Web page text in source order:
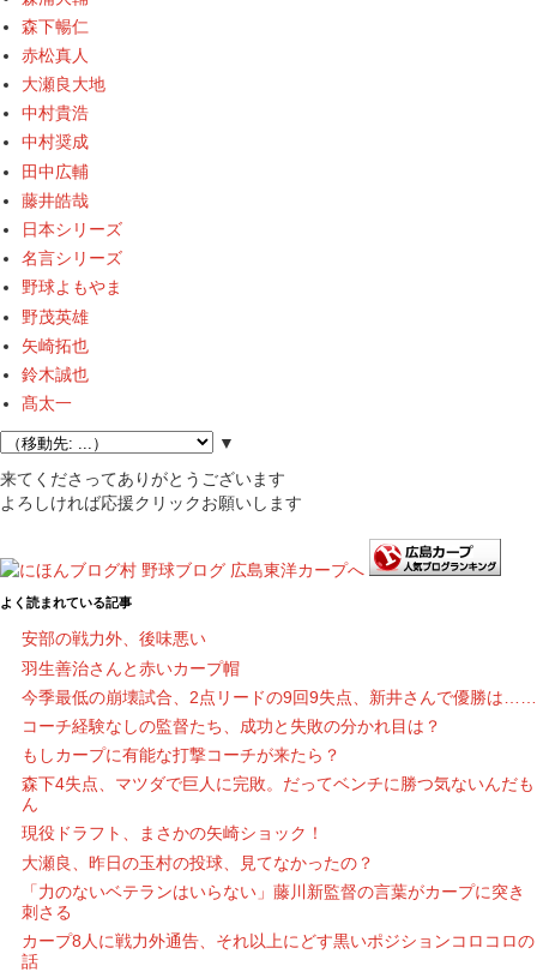
森下暢仁
赤松真人
大瀬良大地
中村貴浩
中村奨成
田中広輔
藤井皓哉
日本シリーズ
名言シリーズ
野球よもやま
野茂英雄
矢崎拓也
鈴木誠也
髙太一
▼
来てくださってありがとうございます
よろしければ応援クリックお願いします
よく読まれている記事
安部の戦力外、後味悪い
羽生善治さんと赤いカープ帽
今季最低の崩壊試合、2点リードの9回9失点、新井さんで優勝は……
コーチ経験なしの監督たち、成功と失敗の分かれ目は？
もしカープに有能な打撃コーチが来たら？
森下4失点、マツダで巨人に完敗。だってベンチに勝つ気ないんだも
ん
現役ドラフト、まさかの矢崎ショック！
大瀬良、昨日の玉村の投球、見てなかったの？
「力のないベテランはいらない」藤川新監督の言葉がカープに突き
刺さる
カープ8人に戦力外通告、それ以上にどす黒いポジションコロコロの
話